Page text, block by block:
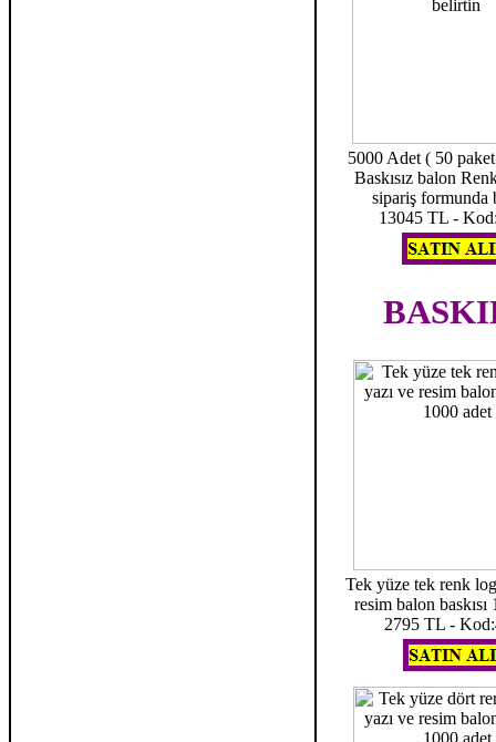
5000 Adet ( 50
Baskısız balon
sipariş formunda
13045 TL -
Tek yüze tek renk
resim balon baskısı
2795 TL -